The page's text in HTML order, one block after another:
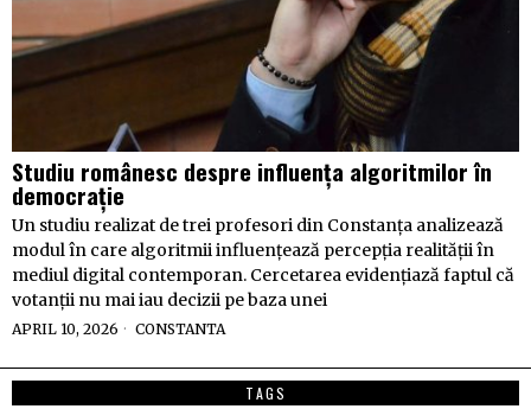
Studiu românesc despre influența algoritmilor în
democrație
Un studiu realizat de trei profesori din Constanța analizează
modul în care algoritmii influențează percepția realității în
mediul digital contemporan. Cercetarea evidențiază faptul că
votanții nu mai iau decizii pe baza unei
APRIL 10, 2026 CONSTANTA
TAGS